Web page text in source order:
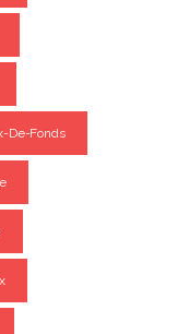
De-Fonds